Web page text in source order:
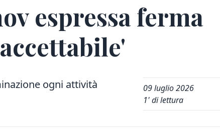
espressa ferma
ogni attività
09 luglio 2026
1' di lettura